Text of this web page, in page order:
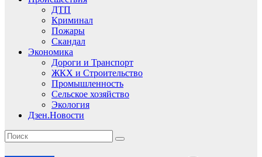
ДТП
Криминал
Пожары
Скандал
Экономика
Дороги и Транспорт
ЖКХ и Строительство
Промышленность
Сельское хозяйство
Экология
Дзен.Новости